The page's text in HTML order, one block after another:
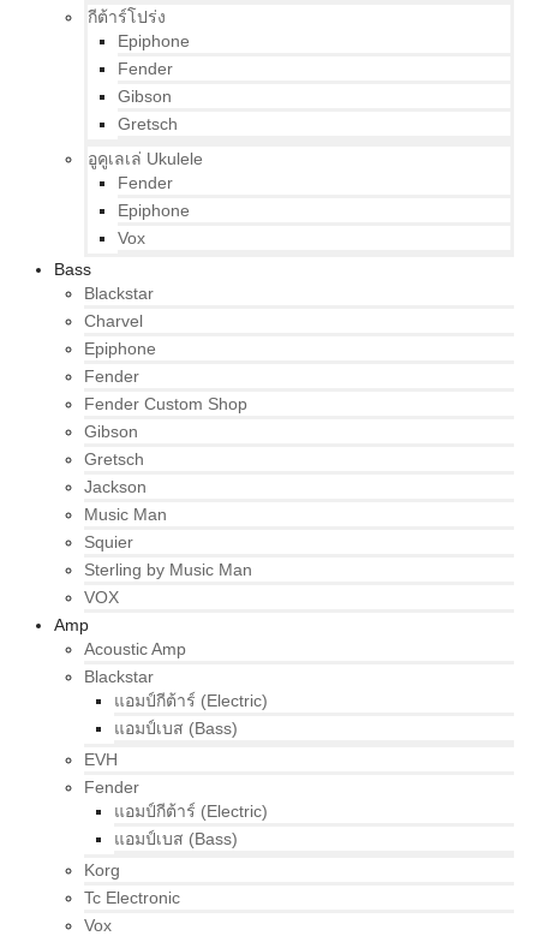
กีต้าร์โปร่ง
Epiphone
Fender
Gibson
Gretsch
อูคูเลเล่ Ukulele
Fender
Epiphone
Vox
Bass
Blackstar
Charvel
Epiphone
Fender
Fender Custom Shop
Gibson
Gretsch
Jackson
Music Man
Squier
Sterling by Music Man
VOX
Amp
Acoustic Amp
Blackstar
แอมป์กีต้าร์ (Electric)
แอมป์เบส (Bass)
EVH
Fender
แอมป์กีต้าร์ (Electric)
แอมป์เบส (Bass)
Korg
Tc Electronic
Vox